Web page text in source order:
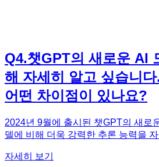
Q4.챗GPT의 새로운 AI
해 자세히 알고 싶습니
어떤 차이점이 있나요?
2024년 9월에 출시된 챗GPT의 새로
델에 비해 더욱 강력한 추론 능력을
하고 있습니다. o1 모델은 이전 모델
자세히 보기